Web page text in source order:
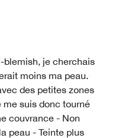
blemish, je cherchais
moins ma peau.
des petites zones
me suis donc tourné
couvrance - Non
peau - Teinte plus